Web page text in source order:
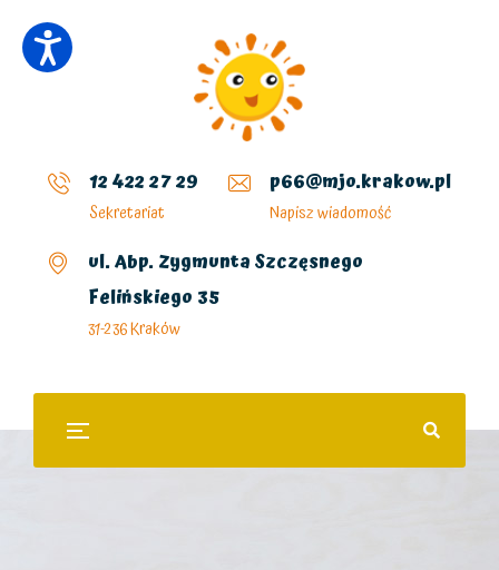
12 422 27 29
Sekretariat
p66@mjo.krakow.pl
Napisz wiadomość
ul. Abp. Zygmunta Szczęsnego
Felińskiego 35
31-236 Kraków